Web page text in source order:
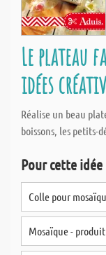
Le plateau
idées
Réalise un beau
boissons, les
Pour cette
Colle pour
Mosaïque -